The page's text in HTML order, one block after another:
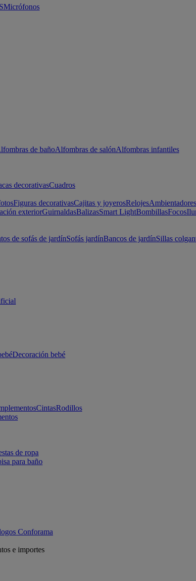
Micrófonos
de bañoAlfombras de salónAlfombras infantiles
decorativasCuadros
Figuras decorativasCajitas y joyerosRelojesAmbientadores
exteriorGuirnaldasBalizasSmart LightBombillasFocos
de sofás de jardínSofás jardínBancos de jardínSillas
Decoración bebé
CintasRodillos
de ropa
para baño
Conforama
e importes